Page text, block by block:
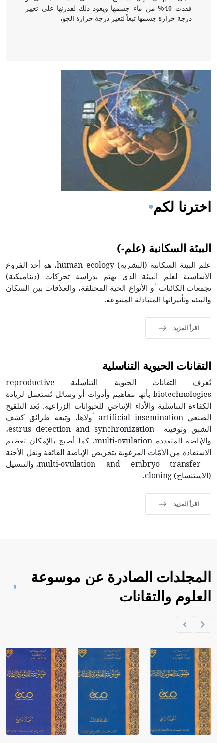
فقدت 40% من ماء جسمها ويعود ذلك لقدرتها على تغيير
درجة حرارة جسمها تبعاً لتغير درجة حرارة الجو،
- هل تعلم أن أبقراط كتب في الطب أربعة مؤلفات هي:
الحكم، الأدلة، تنظيم التغذية، ورسالته في جروح الرأس.
ويعود له الفضل بأنه حرر الطب من الدين والفلسفة.
- هل تعلم أن المرجان إفراز حيواني يتكون في البحر ويتركب
من مادة كربونات الكلسيوم، وهو أحمر أو شديد الحمرة وهو
أجود أنواعه، ويمتاز بكبر الحجم ويسمى الش
اخترنا لكم
البيئة السكانية (علم-)
علم البيئة السكانية (البشرية) human ecology، هو أحد الفروع
الأساسية لعلم البيئة الذي يهتم بدراسة تحركات (ديناميكية)
تجمعات الكائنات أو الأنواع الحية المختلفة، والعلاقات بين السكان
والبيئة وتأثيراتها المتبادلة المتنوعة.
اقرأ المزيد
التقانات الحيوية التناسلية
تُعرف التقانات الحيوية التناسلية reproductive
biotechnologies بأنها مفاهيم وأدوات أو وسائل تُستعمل لزيادة
الكفاءة التناسلية والأداء الإنتاجي للحيوانات الزراعية. يُعد التلقيح
الصنعي artificial insemination أولاها، وتبعه طرائق كشف
الشبق وتوقيته estrus detection and synchronization،
والإباضة المتعددة multi-ovulation، كما أصبح بالإمكان تعظيم
الاستفادة من الأمّات المرغوبة بتحريض الإباضة الفائقة ونقل الأجنة
multi-ovulation and embryo transfer، والتنسيل
(الاستنساخ) cloning.
اقرأ المزيد
المجلدات الصادرة عن موسوعة
العلوم والتقانات